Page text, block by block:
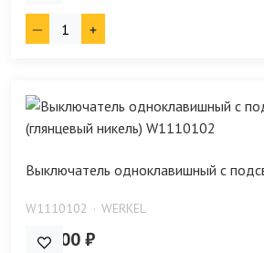
Выключатель одноклавишный с
W1110102 WERKEL
908.00 ₽